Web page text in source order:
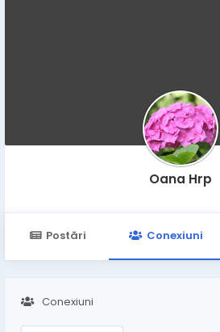
Oana Hrp
Postări Conexiuni
Conexiuni